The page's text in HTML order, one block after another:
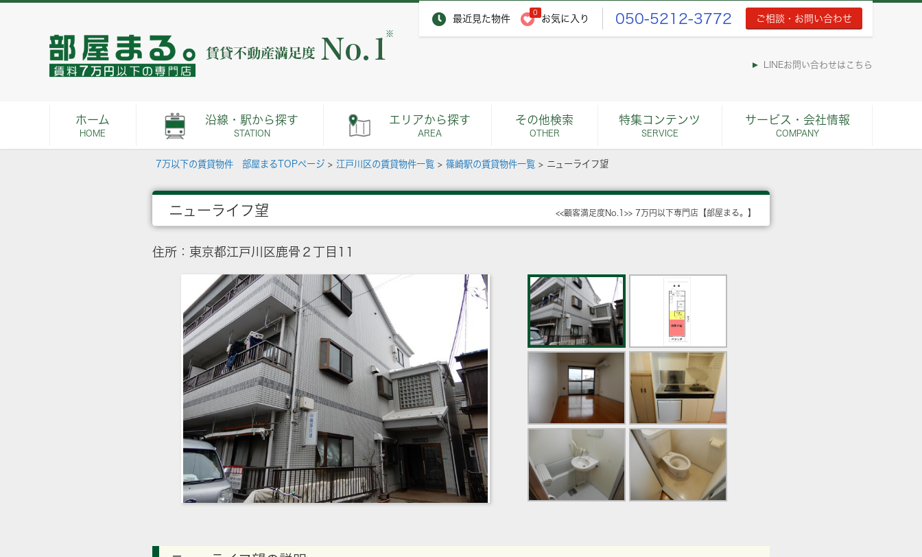
最近見た物件
0
お気に入り 050-5212-3772 ご相談・お問い合わせ
※
LINEお問い合わせはこちら
ホーム
HOME
沿線・駅から探す
STATION
エリアから探す
AREA
その他検索
OTHER
特集コンテンツ
SERVICE
サービス・会社情報
COMPANY
7万以下の賃貸物件 部屋まるTOPページ > 江戸川区の賃貸物件一覧 > 篠崎駅の賃貸物件一覧 > ニューライフ望
ニューライフ望 <<顧客満足度No.1>> 7万円以下専門店【部屋まる。】
住所：東京都江戸川区鹿骨２丁目11